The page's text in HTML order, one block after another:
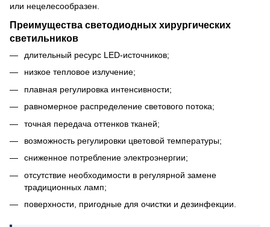
или нецелесообразен.
Преимущества светодиодных хирургических
светильников
длительный ресурс LED-источников;
низкое тепловое излучение;
плавная регулировка интенсивности;
равномерное распределение светового потока;
точная передача оттенков тканей;
возможность регулировки цветовой температуры;
сниженное потребление электроэнергии;
отсутствие необходимости в регулярной замене
традиционных ламп;
поверхности, пригодные для очистки и дезинфекции.